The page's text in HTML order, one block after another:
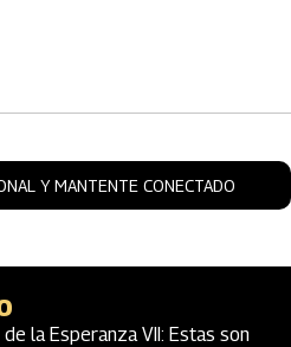
Y MANTENTE CONECTADO
la Esperanza VII: Estas son